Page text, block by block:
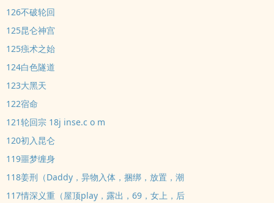
126不破轮回
125昆仑神宫
125痋术之始
124白色隧道
123大黑天
122宿命
121轮回宗 18j inse.c o m
120初入昆仑
119噩梦缠身
118姜刑（Daddy，异物入体，捆绑，放置，潮
117情深义重（屋顶play，露出，69，女上，后